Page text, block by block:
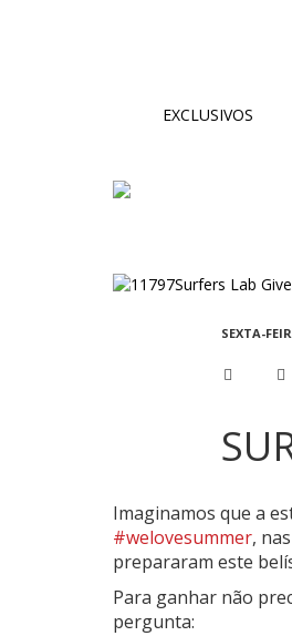
EXCLUSIVOS
SEXTA-
Imaginamos que a
#welovesummer,
prepararam este
Para ganhar não
pergunta: